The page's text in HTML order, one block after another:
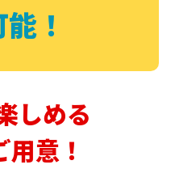
！
しめる
意！